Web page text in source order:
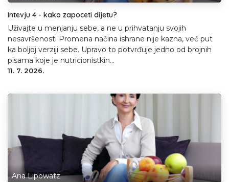
Intevju 4 - kako zapoceti dijetu?
Uživajte u menjanju sebe, a ne u prihvatanju svojih
nesavršenosti Promena načina ishrane nije kazna, već put
ka boljoj verziji sebe. Upravo to potvrđuje jedno od brojnih
pisama koje je nutricionistkin...
11. 7. 2026.
Ana Lipowatz